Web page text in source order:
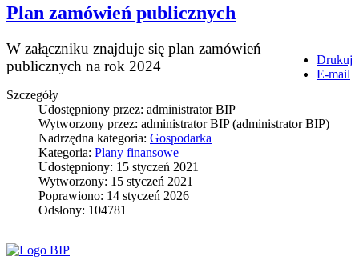
Plan zamówień publicznych
Drukuj
E-mail
W załączniku znajduje się plan zamówień
publicznych na rok 2024
Szczegóły
Udostępniony przez: administrator BIP
Wytworzony przez: administrator BIP(administrator BIP)
Nadrzędna kategoria: Gospodarka
Kategoria: Plany finansowe
Udostępniony: 15 styczeń 2021
Wytworzony: 15 styczeń 2021
Poprawiono: 14 styczeń 2026
Odsłony: 104781